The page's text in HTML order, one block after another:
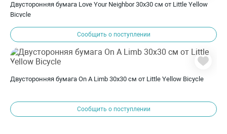
Двусторонняя бумага Love Your Neighbor 30х30 см от Little Yellow
Bicycle
Сообщить о поступлении
Двусторонняя бумага On A Limb 30х30 см от Little Yellow Bicycle
Сообщить о поступлении